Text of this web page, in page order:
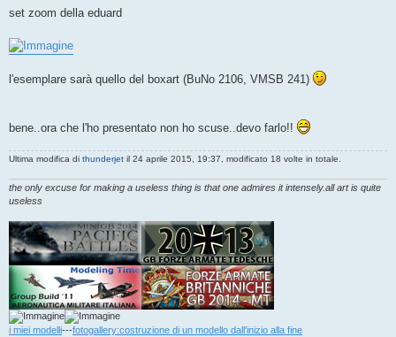
set zoom della eduard
l'esemplare sarà quello del boxart (BuNo 2106, VMSB 241)
bene..ora che l'ho presentato non ho scuse..devo farlo!!
Ultima modifica di thunderjet il 24 aprile 2015, 19:37, modificato 18 volte in totale.
the only excuse for making a useless thing is that one admires it intensely.all art is quite
useless
i miei modelli---fotogallery:costruzione di un modello dall'inizio alla fine